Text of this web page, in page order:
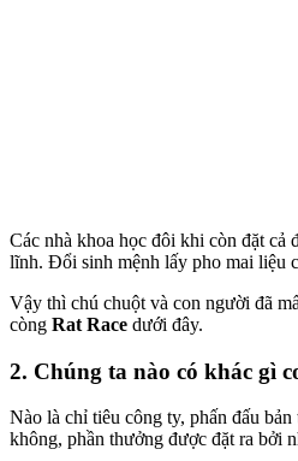
Các nhà khoa học đôi khi còn đặt cả
lĩnh. Đổi sinh mệnh lấy pho mai liệu
Vậy thì chú chuột và con người đã
còng Rat Race dưới đây.
2. Chúng ta nào có khác gì
Nào là chỉ tiêu công ty, phấn đấu
không, phần thưởng được đặt ra bởi